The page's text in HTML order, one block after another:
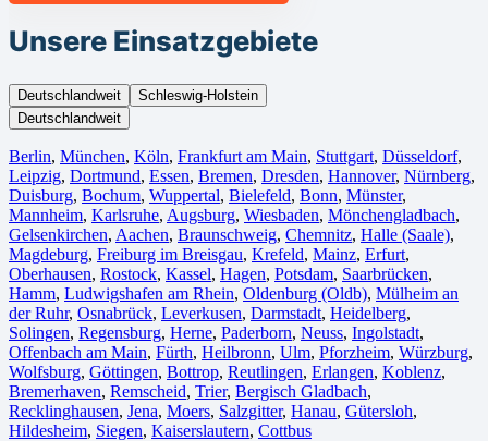
Unsere Einsatzgebiete
Deutschlandweit
Schleswig-Holstein
Deutschlandweit
Berlin⁠, München, Köln⁠, Frankfurt am Main, Stuttgart, Düsseldorf,
Leipzig, Dortmund, Essen, Bremen, Dresden, Hannover, Nürnberg,
Duisburg⁠, Bochum, Wuppertal⁠, Bielefeld⁠, Bonn⁠, Münster⁠,
Mannheim, Karlsruhe, Augsburg, Wiesbaden⁠, Mönchengladbach⁠,
Gelsenkirchen⁠, Aachen⁠, Braunschweig, Chemnitz⁠, Halle (Saale)⁠,
Magdeburg, Freiburg im Breisgau⁠, Krefeld⁠, Mainz⁠, Erfurt,
Oberhausen⁠, Rostock⁠, Kassel⁠, Hagen, Potsdam, Saarbrücken⁠,
Hamm, Ludwigshafen am Rhein⁠, Oldenburg (Oldb), Mülheim an
der Ruhr, Osnabrück⁠, Leverkusen, Darmstadt⁠, Heidelberg,
Solingen, Regensburg, Herne⁠, Paderborn, Neuss, Ingolstadt,
Offenbach am Main, Fürth⁠, Heilbronn, Ulm⁠, Pforzheim, Würzburg,
Wolfsburg⁠, Göttingen, Bottrop, Reutlingen, Erlangen⁠, Koblenz,
Bremerhaven⁠, Remscheid, Trier⁠, Bergisch Gladbach,
Recklinghausen, Jena⁠, Moers⁠, Salzgitter⁠, Hanau, Gütersloh,
Hildesheim⁠, Siegen⁠, Kaiserslautern⁠, Cottbus⁠